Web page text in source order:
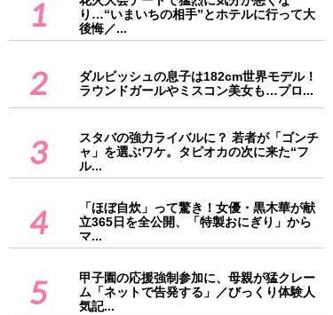
1
り…“いまいちの相手”とホテルに行って大
後悔／...
2
ダルビッシュの息子は182cm世界モデル！
ラウンドガールやミスコン美女も…プロ...
3
スタバの強力ライバルに？ 若者が「ゴンチ
ャ」を選ぶワケ。タピオカの次に来た“フ
ル...
4
「ほぼ自炊」って驚き！女優・黒木華が献
立365日を全公開、「特製おにぎり」から
マ...
5
甲子園の応援強制参加に、母親が猛クレー
ム「ネットで告発する」／びっくり体験人
気記...